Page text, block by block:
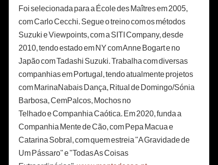
Foi selecionada para a École des Maîtres em 2005,
com Carlo Cecchi. Segue o treino com os métodos
Suzuki e Viewpoints, com a SITI Company, desde
2010, tendo estado em NY com Anne Bogart e no
Japão com Tadashi Suzuki. Trabalha com diversas
companhias em Portugal, tendo atualmente projetos
com MarinaNabais Dança, Ritual de Domingo/Sónia
Barbosa, CemPalcos, Mochos no
Telhado e Companhia Caótica. Em 2020, funda a
Companhia Mente de Cão, com Pepa Macua e
Catarina Sobral, com quem estreia "A Gravidade de
Um Pássaro" e "Todas As Coisas